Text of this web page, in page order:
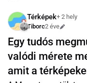
Térképek+ 2 hely
Tiborc2 éve
Egy tudós
valódi mérete
amit a